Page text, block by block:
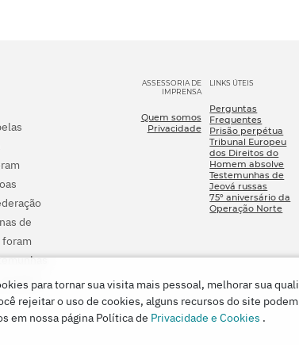
de
e
ASSESSORIA DE
IMPRENSA
Quem somos
Privacidade
LINKS ÚTEIS
Perguntas
Frequentes
Prisão perpétua
Tribunal Europeu
dos Direitos do
Homem absolve
Testemunhas de
Jeová russas
75º aniversário da
Operação Norte
para tornar sua visita mais pessoal, melhorar sua
rejeitar o uso de cookies, alguns recursos do site
em nossa página Política de Privacidade e Cookies .